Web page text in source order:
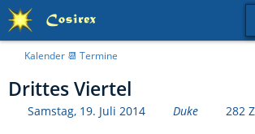
Kalender 📆 Termine
Drittes Viertel
Samstag, 19. Juli 2014 Duke 282